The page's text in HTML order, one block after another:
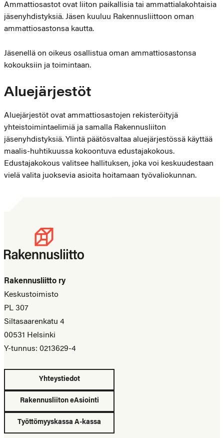
Ammattiosastot ovat liiton paikallisia tai ammattialakohtaisia
jäsenyhdistyksiä. Jäsen kuuluu Rakennusliittoon oman
ammattiosastonsa kautta.
Jäsenellä on oikeus osallistua oman ammattiosastonsa
kokouksiin ja toimintaan.
Aluejärjestöt
Aluejärjestöt ovat ammattiosastojen rekisteröityjä
yhteistoimintaelimiä ja samalla Rakennusliiton
jäsenyhdistyksiä. Ylintä päätösvaltaa aluejärjestössä käyttää
maalis-huhtikuussa kokoontuva edustajakokous.
Edustajakokous valitsee hallituksen, joka voi keskuudestaan
vielä valita juoksevia asioita hoitamaan työvaliokunnan.
Rakennusliitto ry
Keskustoimisto
PL 307
Siltasaarenkatu 4
00531 Helsinki
Y-tunnus: 0213629-4
Yhteystiedot
Rakennusliiton eAsiointi
Työttömyyskassa A-kassa